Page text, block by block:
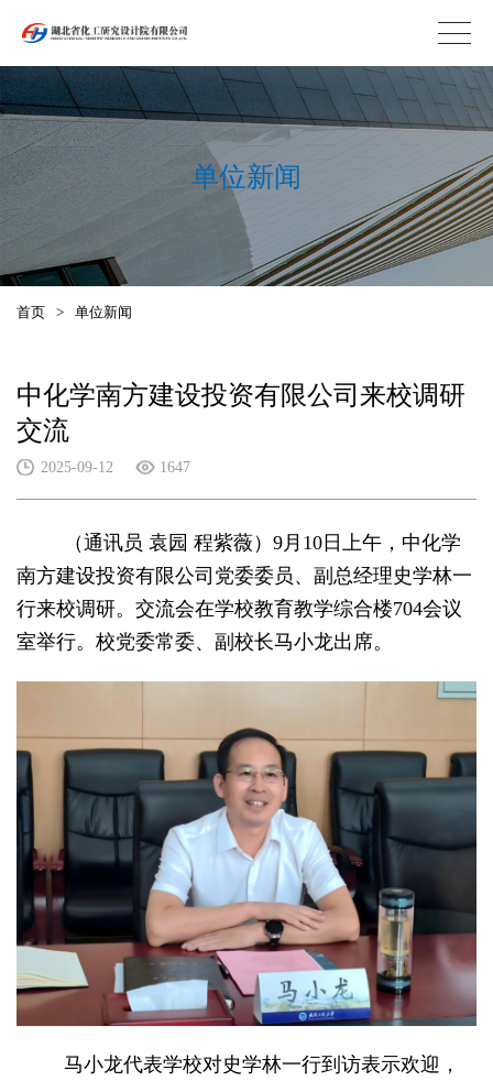
单位新闻
首页 > 单位新闻
中化学南方建设投资有限公司来校调研
交流
2025-09-12 1647
（通讯员 袁园 程紫薇）9月10日上午，中化学
南方建设投资有限公司党委委员、副总经理史学林一
行来校调研。交流会在学校教育教学综合楼704会议
室举行。校党委常委、副校长马小龙出席。
马小龙代表学校对史学林一行到访表示欢迎，